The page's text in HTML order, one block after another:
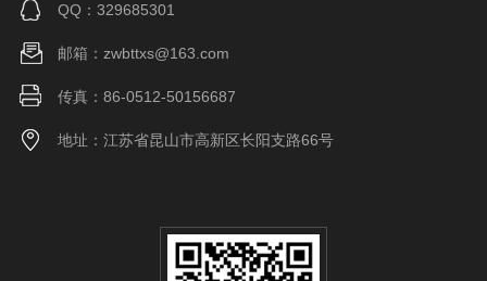
QQ：329685301
邮箱：zwbttxs@163.com
传真：86-0512-50156687
地址：江苏省昆山市高新区长阳支路66号